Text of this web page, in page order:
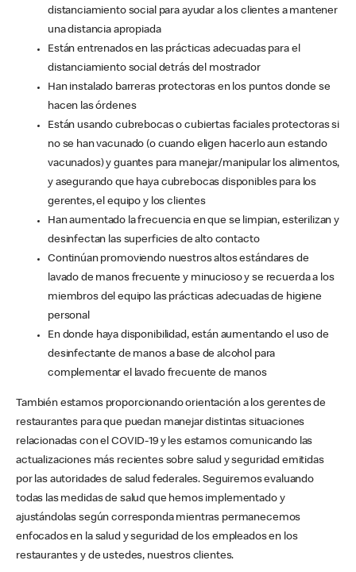
distanciamiento social para ayudar a los clientes a mantener
una distancia apropiada
Están entrenados en las prácticas adecuadas para el
distanciamiento social detrás del mostrador
Han instalado barreras protectoras en los puntos donde se
hacen las órdenes
Están usando cubrebocas o cubiertas faciales protectoras si
no se han vacunado (o cuando eligen hacerlo aun estando
vacunados) y guantes para manejar/manipular los alimentos,
y asegurando que haya cubrebocas disponibles para los
gerentes, el equipo y los clientes
Han aumentado la frecuencia en que se limpian, esterilizan y
desinfectan las superficies de alto contacto
Continúan promoviendo nuestros altos estándares de
lavado de manos frecuente y minucioso y se recuerda a los
miembros del equipo las prácticas adecuadas de higiene
personal
En donde haya disponibilidad, están aumentando el uso de
desinfectante de manos a base de alcohol para
complementar el lavado frecuente de manos
También estamos proporcionando orientación a los gerentes de
restaurantes para que puedan manejar distintas situaciones
relacionadas con el COVID-19 y les estamos comunicando las
actualizaciones más recientes sobre salud y seguridad emitidas
por las autoridades de salud federales. Seguiremos evaluando
todas las medidas de salud que hemos implementado y
ajustándolas según corresponda mientras permanecemos
enfocados en la salud y seguridad de los empleados en los
restaurantes y de ustedes, nuestros clientes.